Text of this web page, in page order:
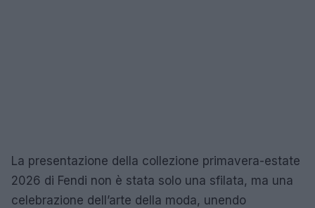
La presentazione della collezione primavera-estate
2026 di Fendi non è stata solo una sfilata, ma una
celebrazione dell’arte della moda, unendo